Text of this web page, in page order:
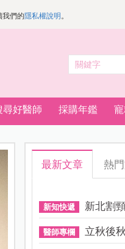
們的隱私權說明 。
尋好醫師 採購年鑑
最新文章 熱
新知快遞 新北割
醫師專欄 立秋後